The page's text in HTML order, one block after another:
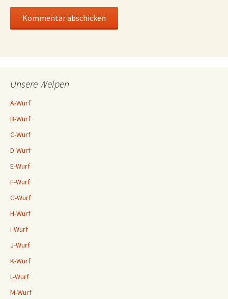
Unsere Welpen
A-Wurf
B-Wurf
C-Wurf
D-Wurf
E-Wurf
F-Wurf
G-Wurf
H-Wurf
I-Wurf
J-Wurf
K-Wurf
L-Wurf
M-Wurf